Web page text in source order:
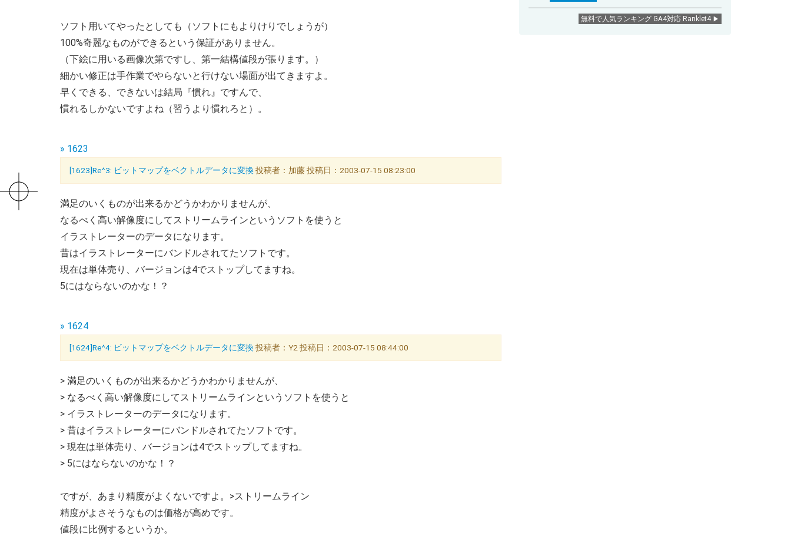
ソフト用いてやったとしても（ソフトにもよりけりでしょうが）
100%奇麗なものができるという保証がありません。
（下絵に用いる画像次第ですし、第一結構値段が張ります。）
細かい修正は手作業でやらないと行けない場面が出てきますよ。
早くできる、できないは結局『慣れ』ですんで、
慣れるしかないですよね（習うより慣れろと）。
» 1623
[1623]Re^3: ビットマップをベクトルデータに変換投稿者：加藤 投稿日：2003-07-15 08:23:00
満足のいくものが出来るかどうかわかりませんが、
なるべく高い解像度にしてストリームラインというソフトを使うと
イラストレーターのデータになります。
昔はイラストレーターにバンドルされてたソフトです。
現在は単体売り、バージョンは4でストップしてますね。
5にはならないのかな！？
» 1624
[1624]Re^4: ビットマップをベクトルデータに変換投稿者：Y2 投稿日：2003-07-15 08:44:00
> 満足のいくものが出来るかどうかわかりませんが、
> なるべく高い解像度にしてストリームラインというソフトを使うと
> イラストレーターのデータになります。
> 昔はイラストレーターにバンドルされてたソフトです。
> 現在は単体売り、バージョンは4でストップしてますね。
> 5にはならないのかな！？
ですが、あまり精度がよくないですよ。>ストリームライン
精度がよさそうなものは価格が高めです。
値段に比例するというか。
無料で人気ランキング GA4対応 Ranklet4